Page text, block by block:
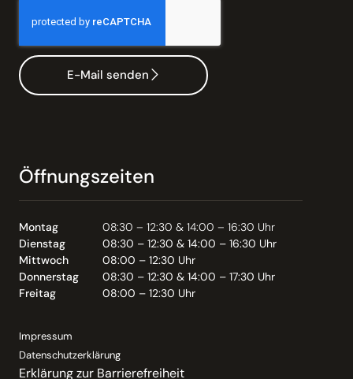
E-Mail senden
Öffnungszeiten
Montag
08:30 – 12:30 & 14:00 – 16:30 Uhr
Dienstag
08:30 – 12:30 & 14:00 – 16:30 Uhr
Mittwoch
08:00 – 12:30 Uhr
Donnerstag
08:30 – 12:30 & 14:00 – 17:30 Uhr
Freitag
08:00 – 12:30 Uhr
Impressum
Datenschutzerklärung
Erklärung zur Barrierefreiheit